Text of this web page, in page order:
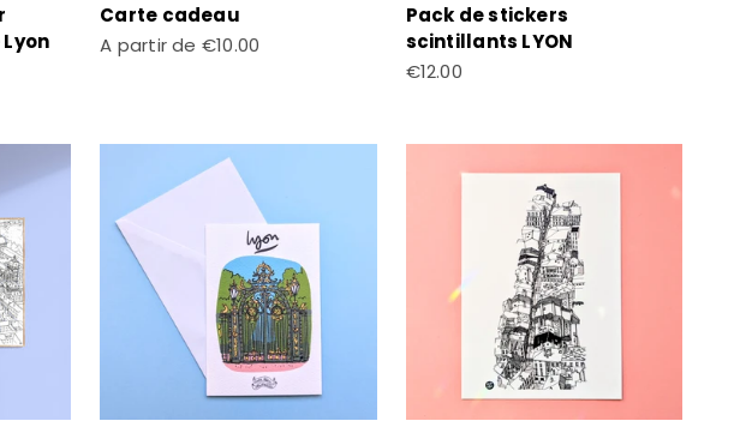
Carte cadeau
Prix de vente
A partir de €10.00
Pack de stickers
scintillants LYON
Prix de vente
€12.00